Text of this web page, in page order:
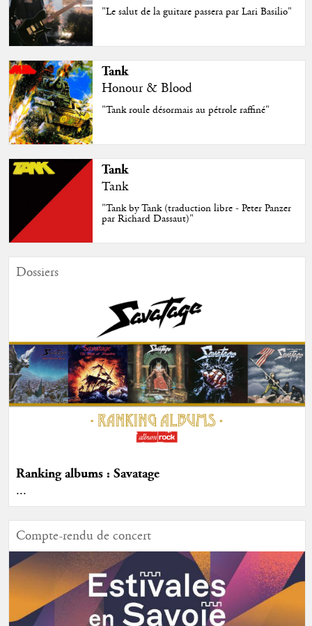
"Le salut de la guitare passera par Lari Basilio"
Tank
Honour & Blood
"Tank roule désormais au pétrole raffiné"
Tank
Tank
"Tank by Tank (traduction libre - Peter Panzer
par Richard Dassaut)"
Dossiers
Ranking albums : Savatage
...
Compte-rendu de concert